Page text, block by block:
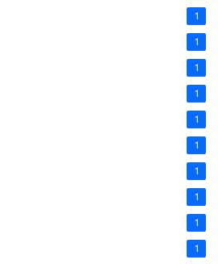
1
1
1
1
1
1
1
1
1
1